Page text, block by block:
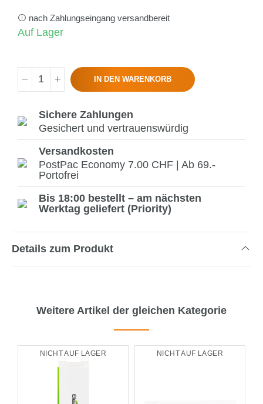
nach Zahlungseingang versandbereit
Auf Lager
IN DEN WARENKORB
Sichere Zahlungen
Gesichert und vertrauenswürdig
Versandkosten
PostPac Economy 7.00 CHF | Ab 69.-
Portofrei
Bis 18:00 bestellt – am nächsten
Werktag geliefert (Priority)
Details zum Produkt
Weitere Artikel der gleichen Kategorie
NICHT AUF LAGER NICHT AUF LAGER